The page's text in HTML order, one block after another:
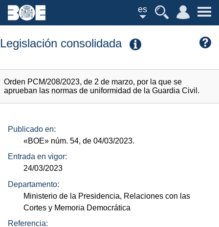
es
Legislación consolidada
Orden PCM/208/2023, de 2 de marzo, por la que se
aprueban las normas de uniformidad de la Guardia Civil.
Publicado en:
«BOE» núm. 54, de 04/03/2023.
Entrada en vigor:
24/03/2023
Departamento:
Ministerio de la Presidencia, Relaciones con las
Cortes y Memoria Democrática
Referencia: